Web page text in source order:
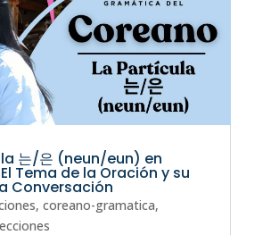
는/은 (neun/eun) en
Tema de la Oración y su
Conversación
, coreano-gramatica,